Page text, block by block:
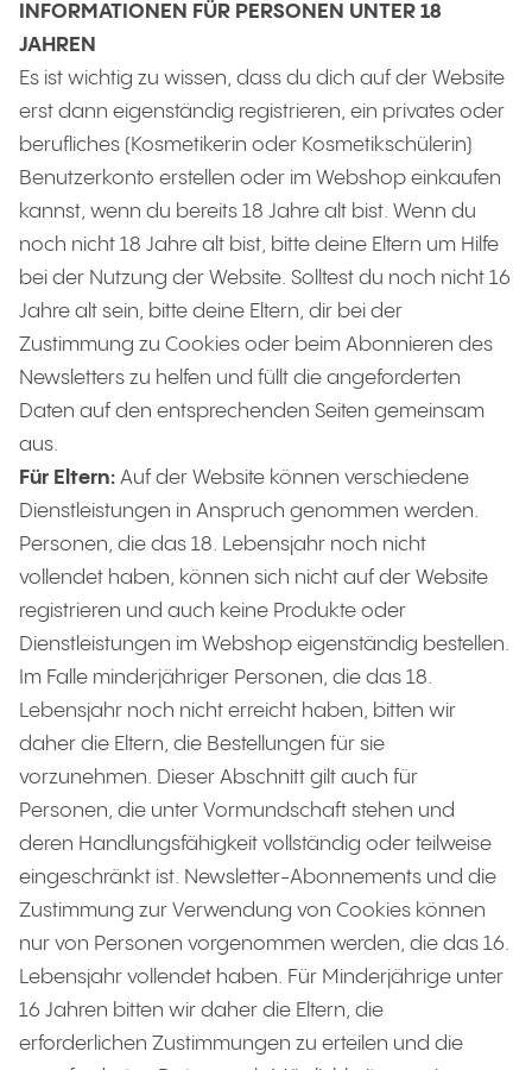
INFORMATIONEN FÜR PERSONEN UNTER 18
JAHREN
Es ist wichtig zu wissen, dass du dich auf der Website
erst dann eigenständig registrieren, ein privates oder
berufliches (Kosmetikerin oder Kosmetikschülerin)
Benutzerkonto erstellen oder im Webshop einkaufen
kannst, wenn du bereits 18 Jahre alt bist. Wenn du
noch nicht 18 Jahre alt bist, bitte deine Eltern um Hilfe
bei der Nutzung der Website. Solltest du noch nicht 16
Jahre alt sein, bitte deine Eltern, dir bei der
Zustimmung zu Cookies oder beim Abonnieren des
Newsletters zu helfen und füllt die angeforderten
Daten auf den entsprechenden Seiten gemeinsam
aus.
Für Eltern: Auf der Website können verschiedene
Dienstleistungen in Anspruch genommen werden.
Personen, die das 18. Lebensjahr noch nicht
vollendet haben, können sich nicht auf der Website
registrieren und auch keine Produkte oder
Dienstleistungen im Webshop eigenständig bestellen.
Im Falle minderjähriger Personen, die das 18.
Lebensjahr noch nicht erreicht haben, bitten wir
daher die Eltern, die Bestellungen für sie
vorzunehmen. Dieser Abschnitt gilt auch für
Personen, die unter Vormundschaft stehen und
deren Handlungsfähigkeit vollständig oder teilweise
eingeschränkt ist. Newsletter-Abonnements und die
Zustimmung zur Verwendung von Cookies können
nur von Personen vorgenommen werden, die das 16.
Lebensjahr vollendet haben. Für Minderjährige unter
16 Jahren bitten wir daher die Eltern, die
erforderlichen Zustimmungen zu erteilen und die